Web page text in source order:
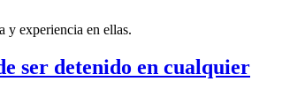
y experiencia en ellas.
ser detenido en cualquier